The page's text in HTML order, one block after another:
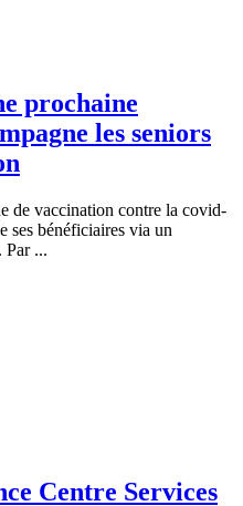
prochaine
les seniors
de vaccination contre la covid-
ses bénéficiaires via un
Par ...
Centre Services